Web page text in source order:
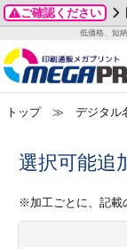
ご確認ください
低価格、短
グッズ
ステッカー
物
ックカード印刷
お客様へ
いて
ついて
方法
刷
カード印刷
ード印刷
ックカード名刺
成前に
ガイド
イド
加工指示ガイド
ード印刷
名刺印刷
名刺印刷
ックカード
一覧
わせ
質問FAQ
り
2026年 8月
月
火 水
10
11 12
24
25 26
トップ≫ デジタル名
選択可能追
※加工ごとに、記載